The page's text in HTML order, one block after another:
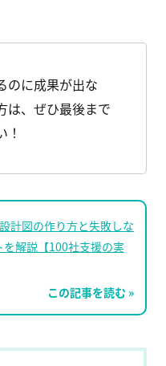
のに成果が出な
は、ぜひ最後まで
計図の作り方と失敗しな
を解説【100社支援の実
この記事を読む »